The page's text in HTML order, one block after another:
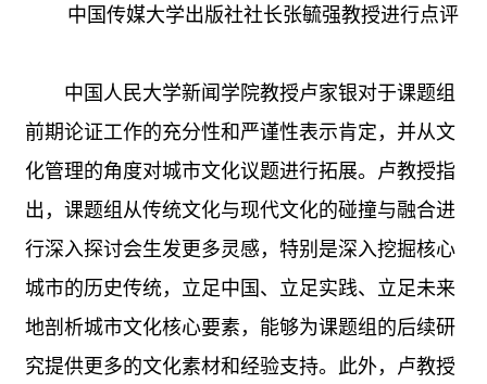
中国传媒大学出版社社长张毓强教授进行点评
中国人民大学新闻学院教授卢家银对于课题组
前期论证工作的充分性和严谨性表示肯定，并从文
化管理的角度对城市文化议题进行拓展。卢教授指
出，课题组从传统文化与现代文化的碰撞与融合进
行深入探讨会生发更多灵感，特别是深入挖掘核心
城市的历史传统，立足中国、立足实践、立足未来
地剖析城市文化核心要素，能够为课题组的后续研
究提供更多的文化素材和经验支持。此外，卢教授